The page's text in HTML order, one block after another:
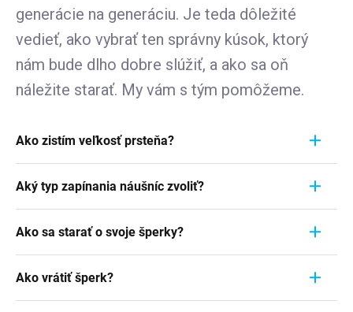
generácie na generáciu. Je teda dôležité
vedieť, ako vybrať ten správny kúsok, ktorý
nám bude dlho dobre slúžiť, a ako sa oň
náležite starať. My vám s tým pomôžeme.
Ako zistím veľkosť prsteňa?
Aby ste zistili jeho veľkosť, vezmite pravítko a
položte ho priamo na prstienok, ktorý momentálne
nosíte. Dôležité je zamerať sa na jeho VNÚTORNÝ
znamená to, že vaša veľkosť prstienka je 7.
Podrobnostitu v článku.
Aký typ zapínania náušníc zvoliť?
pohodlie, bezpečnosť a štýl náušníc. Strieborné
náušnice zvyčajne majú klasické háčiky, ktoré sú
jednoduché a pohodlné. Náušnice s pevným
Ako sa starať o svoje šperky?
vkusu, ale často aj symbolom významnej životnej
udalosti. Či už sa jedná o náušnice zdedené po
Ako vrátiť šperk?